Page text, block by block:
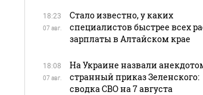
18:23
07 авг.
Стало известно, у каких
специалистов быстрее всех
зарплаты в Алтайском крае
18:08
07 авг.
На Украине назвали
странный приказ Зеленского:
сводка СВО на 7 августа